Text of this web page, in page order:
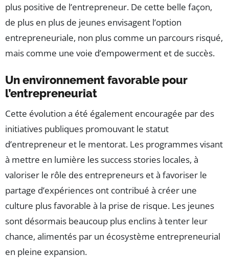
plus positive de l’entrepreneur. De cette belle façon,
de plus en plus de jeunes envisagent l’option
entrepreneuriale, non plus comme un parcours risqué,
mais comme une voie d’empowerment et de succès.
Un environnement favorable pour
l’entrepreneuriat
Cette évolution a été également encouragée par des
initiatives publiques promouvant le statut
d’entrepreneur et le mentorat. Les programmes visant
à mettre en lumière les success stories locales, à
valoriser le rôle des entrepreneurs et à favoriser le
partage d’expériences ont contribué à créer une
culture plus favorable à la prise de risque. Les jeunes
sont désormais beaucoup plus enclins à tenter leur
chance, alimentés par un écosystème entrepreneurial
en pleine expansion.